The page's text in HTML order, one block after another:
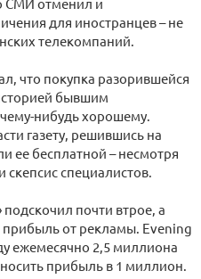
для иностранцев – не
телекомпаний.
что покупка разорившейся
бывшим
нибудь хорошему.
газету, решившись на
ее бесплатной – несмотря
специалистов.
почти втрое, а
прибыль от рекламы. Evening
ежемесячно 2,5 миллиона
прибыль в 1 миллион.